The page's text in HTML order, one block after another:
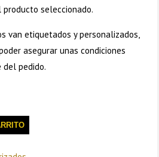
seleccionado.
van etiquetados y personalizados,
asegurar unas condiciones
pedido.